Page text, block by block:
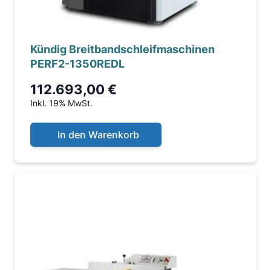
Kündig Breitbandschleifmaschinen
PERF2-1350REDL
112.693,00 €
Inkl. 19% MwSt.
In den Warenkorb